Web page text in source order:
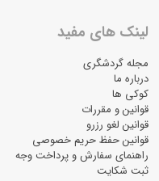
لینک های مفید
مجله گردشگری
درباره ما
کوکی ها
قوانین و مقررات
قوانین لغو رزرو
قوانین حفظ حریم خصوصی
راهنمای سفارش و پرداخت وجه
ثبت شکایت